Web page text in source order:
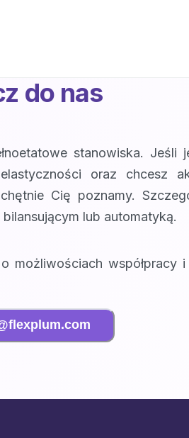
do nas
stanowiska. Jeśli
oraz chcesz
Cię poznamy.
lub automatyką.
możliwościach współpracy